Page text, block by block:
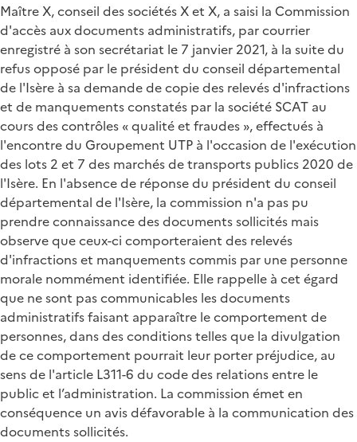
Maître X, conseil des sociétés X et X, a saisi la Commission
d'accès aux documents administratifs, par courrier
enregistré à son secrétariat le 7 janvier 2021, à la suite du
refus opposé par le président du conseil départemental
de l'Isère à sa demande de copie des relevés d'infractions
et de manquements constatés par la société SCAT au
cours des contrôles « qualité et fraudes », effectués à
l'encontre du Groupement UTP à l'occasion de l'exécution
des lots 2 et 7 des marchés de transports publics 2020 de
l'Isère. En l'absence de réponse du président du conseil
départemental de l'Isère, la commission n'a pas pu
prendre connaissance des documents sollicités mais
observe que ceux-ci comporteraient des relevés
d'infractions et manquements commis par une personne
morale nommément identifiée. Elle rappelle à cet égard
que ne sont pas communicables les documents
administratifs faisant apparaître le comportement de
personnes, dans des conditions telles que la divulgation
de ce comportement pourrait leur porter préjudice, au
sens de l'article L311-6 du code des relations entre le
public et l’administration. La commission émet en
conséquence un avis défavorable à la communication des
documents sollicités.